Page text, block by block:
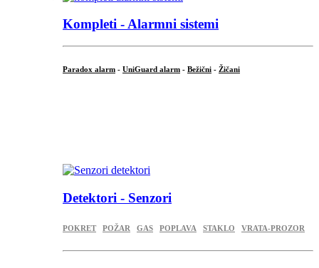
Kompleti - Alarmni sistemi
Paradox alarm - UniGuard alarm - Bežični - Žičani
Detektori - Senzori
POKRET POŽAR GAS POPLAVA STAKLO VRATA-PROZOR